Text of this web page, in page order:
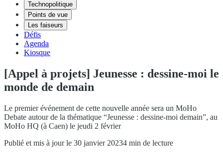
Technopolitique
Points de vue
Les faiseurs
Défis
Agenda
Kiosque
[Appel à projets] Jeunesse : dessine-moi le
monde de demain
Le premier événement de cette nouvelle année sera un MoHo
Debate autour de la thématique “Jeunesse : dessine-moi demain”, au
MoHo HQ (à Caen) le jeudi 2 février
Publié et mis à jour le 30 janvier 20234 min de lecture